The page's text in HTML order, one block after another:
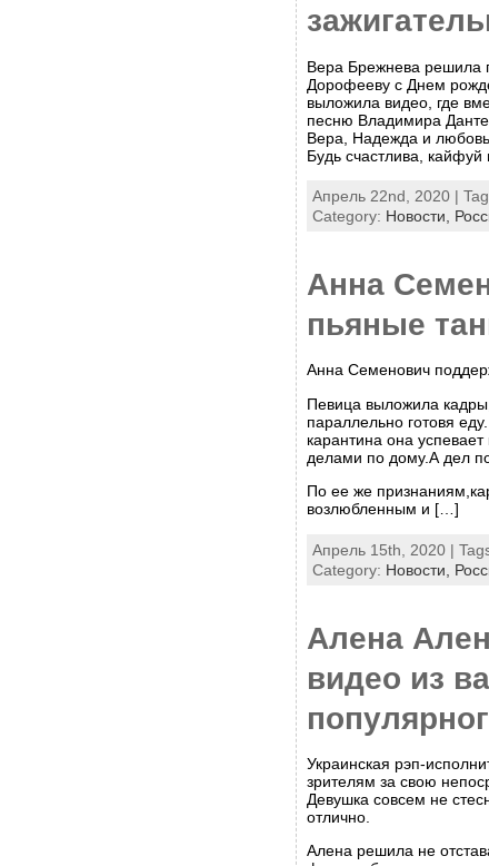
Вера Брежнева решила
Дорофееву с Днем
выложила видео, где
песню Владимира
Вера, Надежда и
Будь счастлива,
Апрель 22nd, 2020 |
Category: Новости,
Анна
пьяные
Анна Семенович
Певица выложила
параллельно готовя
карантина она
делами по дому.А дел
По ее же
возлюбленным и […]
Апрель 15th, 2020 |
Category: Новости,
Алена
видео из
Украинская рэп-
зрителям за свою
Девушка совсем не
отлично.
Алена решила не